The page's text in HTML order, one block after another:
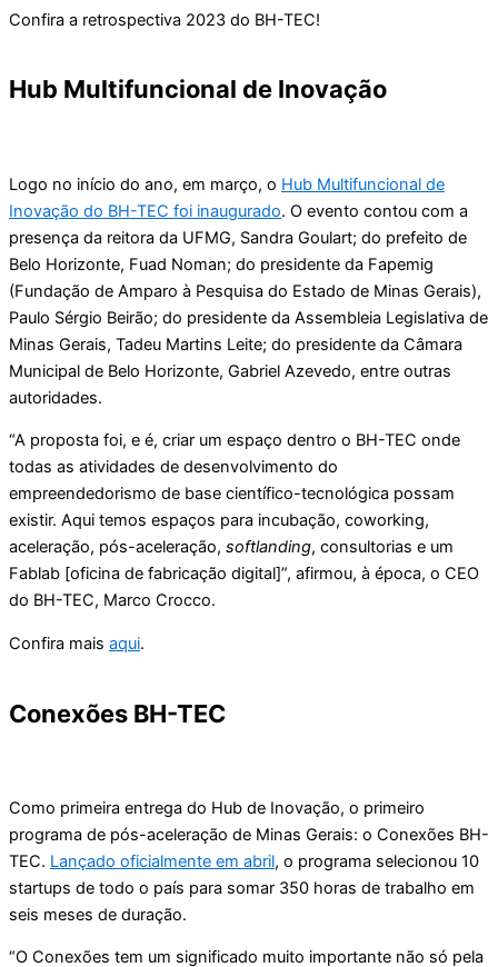
Confira a retrospectiva 2023 do BH-TEC!
Hub Multifuncional de Inovação
Logo no início do ano, em março, o Hub Multifuncional de
Inovação do BH-TEC foi inaugurado. O evento contou com a
presença da reitora da UFMG, Sandra Goulart; do prefeito de
Belo Horizonte, Fuad Noman; do presidente da Fapemig
(Fundação de Amparo à Pesquisa do Estado de Minas Gerais),
Paulo Sérgio Beirão; do presidente da Assembleia Legislativa de
Minas Gerais, Tadeu Martins Leite; do presidente da Câmara
Municipal de Belo Horizonte, Gabriel Azevedo, entre outras
autoridades.
“A proposta foi, e é, criar um espaço dentro o BH-TEC onde
todas as atividades de desenvolvimento do
empreendedorismo de base científico-tecnológica possam
existir. Aqui temos espaços para incubação, coworking,
aceleração, pós-aceleração, softlanding, consultorias e um
Fablab [oficina de fabricação digital]”, afirmou, à época, o CEO
do BH-TEC, Marco Crocco.
Confira mais aqui.
Conexões BH-TEC
Como primeira entrega do Hub de Inovação, o primeiro
programa de pós-aceleração de Minas Gerais: o Conexões BH-
TEC. Lançado oficialmente em abril, o programa selecionou 10
startups de todo o país para somar 350 horas de trabalho em
seis meses de duração.
“O Conexões tem um significado muito importante não só pela